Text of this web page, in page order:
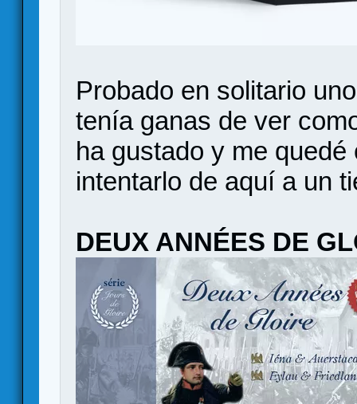
Probado en solitario
tenía ganas de ver
ha gustado y me
intentarlo de aquí a un
DEUX ANNÉES DE